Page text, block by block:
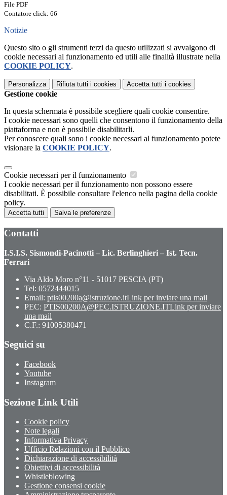
File PDF
Contatore click: 66
Notizie
Questo sito o gli strumenti terzi da questo utilizzati si avvalgono di
cookie necessari al funzionamento ed utili alle finalità illustrate nella
COOKIE POLICY.
Personalizza Rifiuta tutti i cookies Accetta tutti i cookies
Gestione cookie
In questa schermata è possibile scegliere quali cookie consentire.
I cookie necessari sono quelli che consentono il funzionamento della
piattaforma e non è possibile disabilitarli.
Per conoscere quali sono i cookie necessari al funzionamento potete
visionare la COOKIE POLICY.
Cookie necessari per il funzionamento
I cookie necessari per il funzionamento non possono essere
disabilitati. È possibile consultare l'elenco nella pagina della cookie
policy.
Accetta tutti Salva le preferenze
Contatti
I.S.I.S. Sismondi-Pacinotti – Lic. Berlinghieri – Ist. Tecn.
Ferrari
Via Aldo Moro n°11 - 51017 PESCIA (PT)
Tel: 0572444015
Email: ptis00200a@istruzione.itLink per inviare una mail
PEC: PTIS00200A@PEC.ISTRUZIONE.ITLink per inviare
una mail
C.F.: 91005380471
Seguici su
Facebook
Youtube
Instagram
Sezione Link Utili
Cookie policy
Note legali
Informativa Privacy
Ufficio Relazioni con il Pubblico
Dichiarazione di accessibilità
Obiettivi di accessibilità
Whistleblowing
Gestione consensi cookie